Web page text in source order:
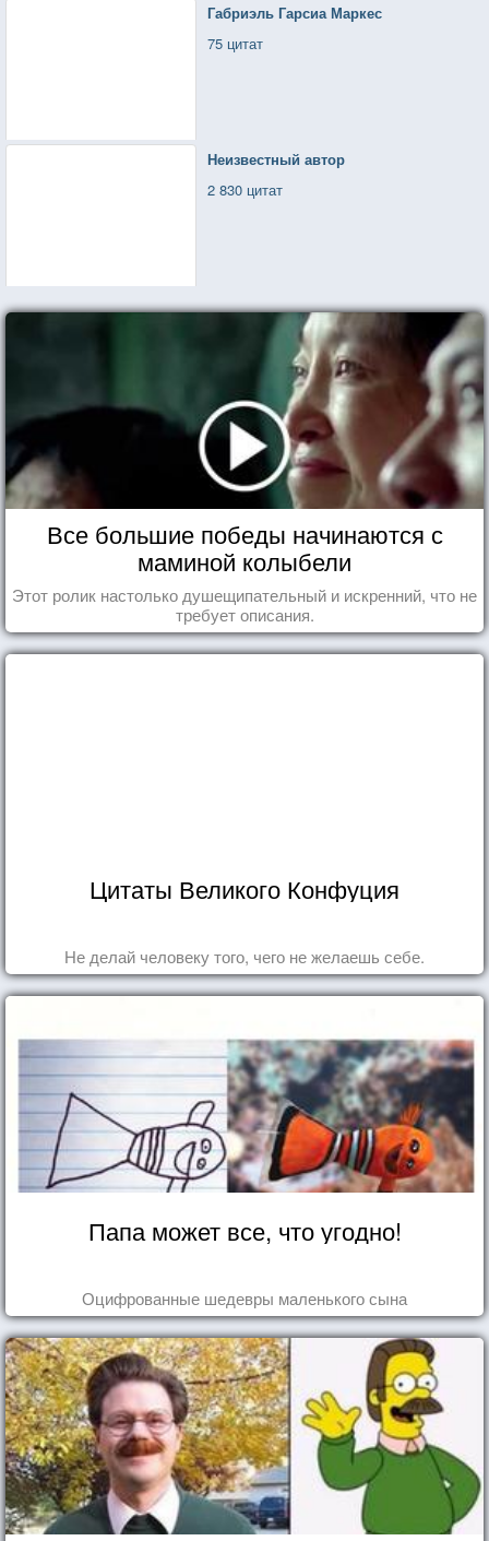
Габриэль Гарсиа Маркес
75 цитат
Неизвестный автор
2 830 цитат
Все большие победы начинаются с
маминой колыбели
Этот ролик настолько душещипательный и искренний, что не
требует описания.
Цитаты Великого Конфуция
Не делай человеку того, чего не желаешь себе.
Папа может все, что угодно!
Оцифрованные шедевры маленького сына